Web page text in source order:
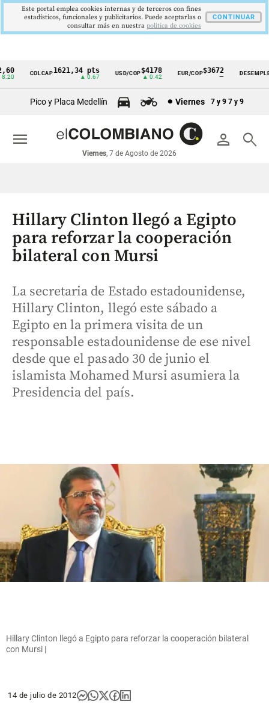
Cintillo
económicos
Colombia
COLCAP1621,34 pts
▲ 0.67
USD/COP$4178
▲ 0.42
EUR/COP$3672 DESEMPLEO
Pico y Placa Medellín Viernes 7 y 9 7 y 9
person search
Viernes, 7 de Agosto de 2026
menu
Hillary Clinton llegó a Egipto
para reforzar la cooperación
bilateral con Mursi
La secretaria de Estado estadounidense,
Hillary Clinton, llegó este sábado a
Egipto en la primera visita de un
responsable estadounidense de ese nivel
desde que el pasado 30 de junio el
islamista Mohamed Mursi asumiera la
Presidencia del país.
Hillary Clinton llegó a Egipto para reforzar la cooperación bilateral
con Mursi |
14 de julio de 2012
Este portal emplea cookies internas y de terceros con fines
estadísticos, funcionales y publicitarios. Puede aceptarlas o
consultar más en nuestra politica de cookies
CONTINUAR